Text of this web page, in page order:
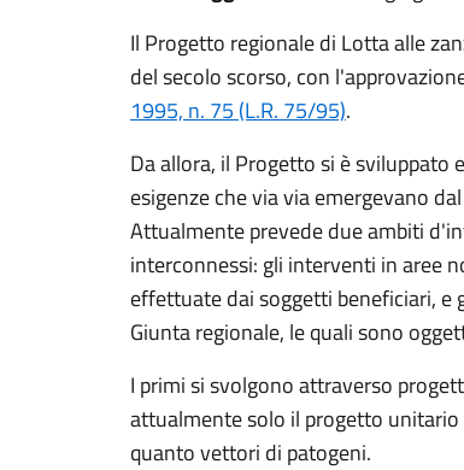
Il Progetto regionale di Lotta alle
del secolo scorso, con
1995, n. 75 (L.R. 75/95).
Da allora, il Progetto si è sviluppato
esigenze che via via emergevano
Attualmente prevede due ambiti
interconnessi: gli interventi in aree
effettuate dai soggetti beneficiari,
Giunta regionale, le quali sono
I primi si svolgono attraverso
attualmente solo il progetto
quanto vettori di patogeni.